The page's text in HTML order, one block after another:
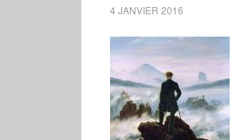
4 JANVIER 2016